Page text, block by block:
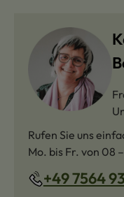
Rufen Sie uns
Mo. bis Fr. von 08
+49 7564